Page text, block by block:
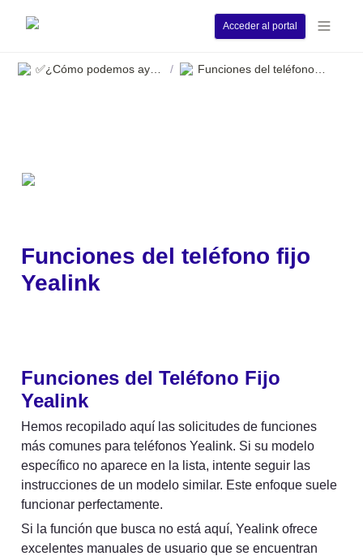
Acceder al portal
/
Funciones del teléfono fijo
Yealink
Funciones del Teléfono Fijo
Yealink
Hemos recopilado aquí las solicitudes de funciones
más comunes para teléfonos Yealink. Si su modelo
específico no aparece en la lista, intente seguir las
instrucciones de un modelo similar. Este enfoque suele
funcionar perfectamente.
Si la función que busca no está aquí, Yealink ofrece
excelentes manuales de usuario que se encuentran